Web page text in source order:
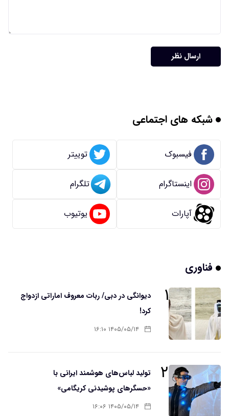
ارسال نظر
شبکه های اجتماعی
فیسبوک توییتر
اینستاگرام تلگرام
آپارات یوتیوب
فناوری
۱
دیوانگی در دبی/ ربات معروف اماراتی ازدواج
کرد!
۱۴۰۵/۰۵/۱۴ ۱۶:۱۰
۲
تولید لباس‌های هوشمند ایرانی با
«حسگرهای پوشیدنی کریگامی»
۱۴۰۵/۰۵/۱۴ ۱۶:۰۶